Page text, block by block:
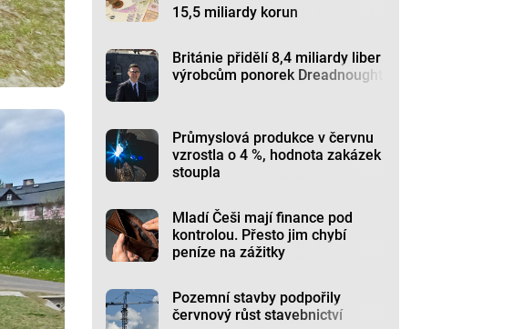
15,5 miliardy korun
Británie přidělí 8,4 miliardy liber
výrobcům ponorek Dreadnought
Průmyslová produkce v červnu
vzrostla o 4 %, hodnota zakázek
stoupla
Mladí Češi mají finance pod
kontrolou. Přesto jim chybí
peníze na zážitky
Pozemní stavby podpořily
červnový růst stavebnictví